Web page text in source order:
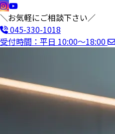
＼お気軽にご相談下さい／
045-330-1018
受付時間：平日 10:00〜18:00